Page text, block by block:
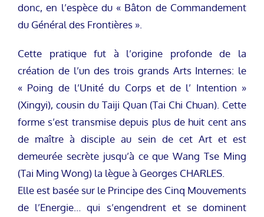
donc, en l’espèce du « Bâton de Commandement
du Général des Frontières ».
Cette pratique fut à l’origine profonde de la
création de l’un des trois grands Arts Internes: le
« Poing de l’Unité du Corps et de l’ Intention »
(Xingyi), cousin du Taiji Quan (Tai Chi Chuan). Cette
forme s’est transmise depuis plus de huit cent ans
de maître à disciple au sein de cet Art et est
demeurée secrète jusqu’à ce que Wang Tse Ming
(Tai Ming Wong) la lègue à Georges CHARLES.
Elle est basée sur le Principe des Cinq Mouvements
de l’Energie… qui s’engendrent et se dominent